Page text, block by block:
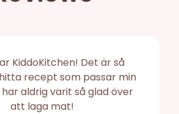
KiddoKitchen! Det är så
recept som passar min
har aldrig varit så glad över
att laga mat!